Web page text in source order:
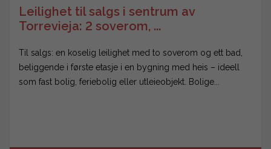
Leilighet til salgs i sentrum av
Torrevieja: 2 soverom, ...
Til salgs: en koselig leilighet med to soverom og ett bad,
beliggende i første etasje i en bygning med heis – ideell
som fast bolig, feriebolig eller utleieobjekt. Bolige...